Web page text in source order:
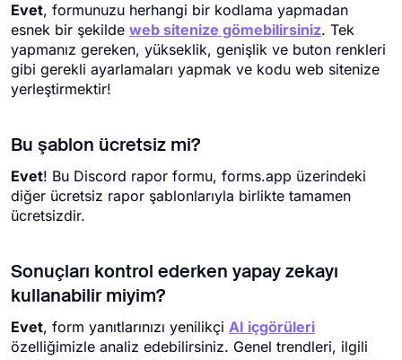
Evet, formunuzu herhangi bir kodlama yapmadan
esnek bir şekilde web sitenize gömebilirsiniz. Tek
yapmanız gereken, yükseklik, genişlik ve buton renkleri
gibi gerekli ayarlamaları yapmak ve kodu web sitenize
yerleştirmektir!
Bu şablon ücretsiz mi?
Evet! Bu Discord rapor formu, forms.app üzerindeki
diğer ücretsiz rapor şablonlarıyla birlikte tamamen
ücretsizdir.
Sonuçları kontrol ederken yapay zekayı
kullanabilir miyim?
Evet, form yanıtlarınızı yenilikçi AI içgörüleri
özelliğimizle analiz edebilirsiniz. Genel trendleri, ilgili